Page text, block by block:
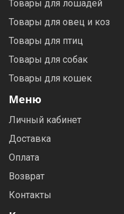
Товары для лошадей
Товары для овец и коз
Товары для птиц
Товары для собак
Товары для кошек
Меню
Личный кабинет
Доставка
Оплата
Возврат
Контакты